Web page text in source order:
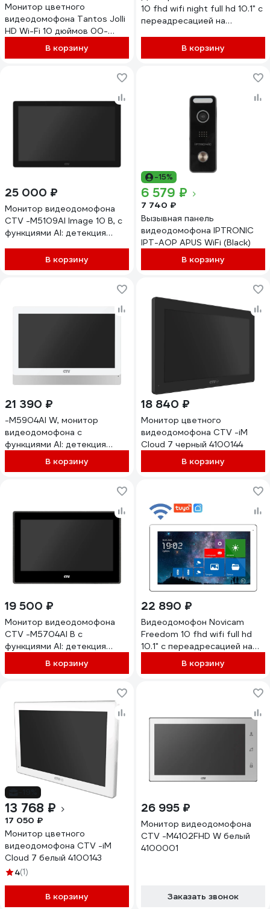
Монитор цветного
видеодомофона Tantos Jolli
HD Wi-Fi 10 дюймов 00-
00096571В корзину
10 fhd wifi night full hd 10.1" c
переадресацией на
В корзину
25 000 ₽
Монитор видеодомофона
CTV -M5109AI Image 10 B, с
функциями AI: детекция
распознавание лица,
поддержка форматов AHD,
В корзину
-15%
6 579 ₽
7 740 ₽
Вызывная панель
видеодомофона IPTRONIC
IPT-AOP APUS WiFi (Black)
В корзину
21 390 ₽
-M5904AI W, монитор
видеодомофона с
функциями AI: детекция
обнаружения человека,
распознавание лица,
разрешением 1080p/720p/
CTV 10-0001061
В корзину
18 840 ₽
Монитор цветного
видеодомофона CTV -iM
Cloud 7 черный 4100144
В корзину
19 500 ₽
Монитор видеодомофона
CTV -M5704AI B с
функциями AI: детекция
обнаружения человека,
распознавание лица,
разрешением 1080p/720p
10-0001057
В корзину
22 890 ₽
Видеодомофон Novicam
Freedom 10 fhd wifi full hd
10.1" c переадресацией на
смартфон v. 4479
В корзину
13 768 ₽
17 050 ₽
Монитор цветного
видеодомофона CTV -iM
Cloud 7 белый 4100143
4(1)
В корзину
26 995 ₽
Монитор видеодомофона
CTV -M4102FHD W белый
4100001
Заказать звонок